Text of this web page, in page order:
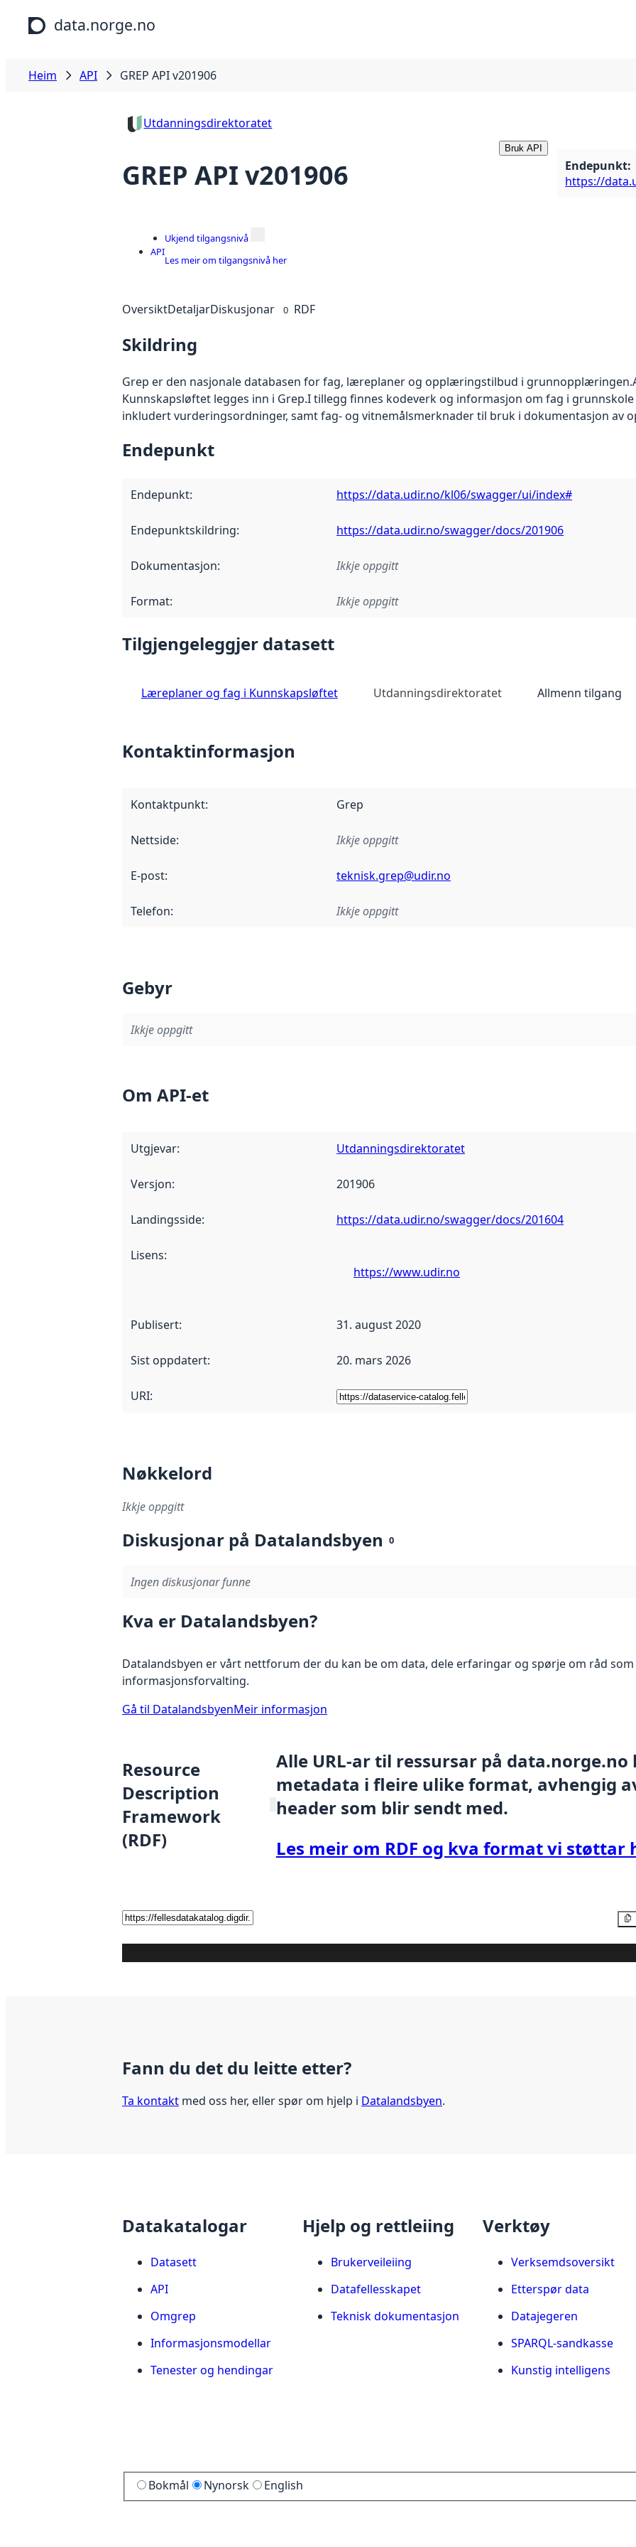
Hopp til hovudinnhald
data.norge.no
Heim API GREP API v201906
Utdanningsdirektoratet
GREP API v201906
Bruk API
Endepunkt:
https://
API
Ukjend tilgangsnivå
Les meir om tilgangsnivå her
OversiktDetaljarDiskusjonar 0 RDF
Skildring
Grep er den nasjonale databasen for fag, læreplaner og opplæringstilbud i
Kunnskapsløftet legges inn i Grep.I tillegg finnes kodeverk og informasjon om fag i
inkludert vurderingsordninger, samt fag- og vitnemålsmerknader til bruk i dokumentasjon av
Endepunkt
Endepunkt: https://data.udir.no/kl06/swagger/ui/index#
Endepunktskildring: https://data.udir.no/swagger/docs/201906
Dokumentasjon: Ikkje oppgitt
Format: Ikkje oppgitt
Tilgjengeleggjer datasett
Læreplaner og fag i Kunnskapsløftet Utdanningsdirektoratet Allmenn tilgang
Kontaktinformasjon
Kontaktpunkt: Grep
Nettside: Ikkje oppgitt
E-post: teknisk.grep@udir.no
Telefon: Ikkje oppgitt
Gebyr
Ikkje oppgitt
Om API-et
Utgjevar: Utdanningsdirektoratet
Versjon: 201906
Landingsside: https://data.udir.no/swagger/docs/201604
Lisens:
https://www.udir.no
Publisert: 31. august 2020
Sist oppdatert: 20. mars 2026
URI:
Nøkkelord
Ikkje oppgitt
Diskusjonar på Datalandsbyen 0
Ingen diskusjonar funne
Kva er Datalandsbyen?
Datalandsbyen er vårt nettforum der du kan be om data, dele erfaringar og spørje om råd
informasjonsforvalting.
Gå til DatalandsbyenMeir informasjon
Resource
Description
Framework
(RDF)
Alle URL-ar til ressursar på data.norge.no
metadata i fleire ulike format, avhengig
header som blir sendt med.
Les meir om RDF og kva format vi støttar
Fann du det du leitte etter?
Ta kontakt med oss her, eller spør om hjelp i Datalandsbyen.
Datakatalogar
Datasett
API
Omgrep
Informasjonsmodellar
Tenester og hendingar
Hjelp og rettleiing
Brukerveileiing
Datafellesskapet
Teknisk dokumentasjon
Verktøy
Verksemdsoversikt
Etterspør data
Datajegeren
SPARQL-sandkasse
Kunstig intelligens
Bokmål Nynorsk English